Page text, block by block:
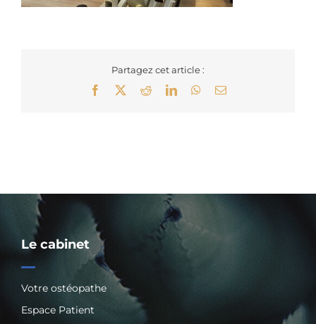
Partagez cet article :
Facebook
RedditLinkedInWhatsApp
Email
Le cabinet
Votre ostéopathe
Espace Patient